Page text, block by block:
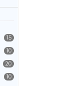
15
10
20
10